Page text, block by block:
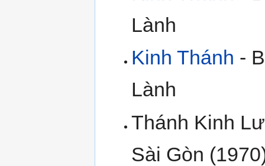
Lành
Kinh Thánh -
Lành
Thánh Kinh
Sài Gòn